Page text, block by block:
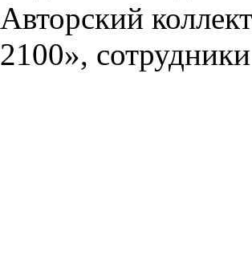
Авторский
2100»,